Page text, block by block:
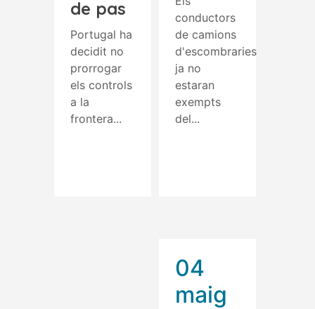
de pas
Portugal ha
decidit no
prorrogar
els controls
a la
frontera...
conductors
de camions
d'escombraries
ja no
estaran
exempts
del...
04
maig